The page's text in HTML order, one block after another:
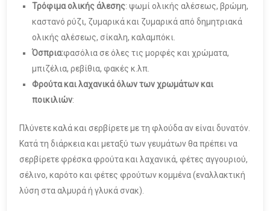
Τρόφιμα ολικής άλεσης: ψωμί ολικής αλέσεως, βρώμη,
καστανό ρύζι, ζυμαρικά και ζυμαρικά από δημητριακά
ολικής αλέσεως, σίκαλη, καλαμπόκι.
Όσπρια:φασόλια σε όλες τις μορφές και χρώματα,
μπιζέλια, ρεβίθια, φακές κ.λπ.
Φρούτα και λαχανικά όλων των χρωμάτων και
ποικιλιών:
Πλύνετε καλά και σερβίρετε με τη φλούδα αν είναι δυνατόν.
Κατά τη διάρκεια και μεταξύ των γευμάτων θα πρέπει να
σερβίρετε φρέσκα φρούτα και λαχανικά, φέτες αγγουριού,
σέλινο, καρότο και φέτες φρούτων κομμένα (εναλλακτική
λύση στα αλμυρά ή γλυκά σνακ).